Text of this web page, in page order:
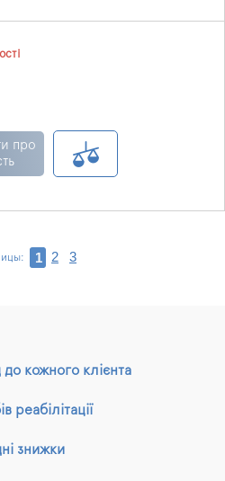
про
1 2 3
до кожного клієнта
реабілітації
знижки